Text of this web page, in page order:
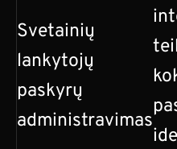
Svetainių
lankytojų
paskyrų
administravimas